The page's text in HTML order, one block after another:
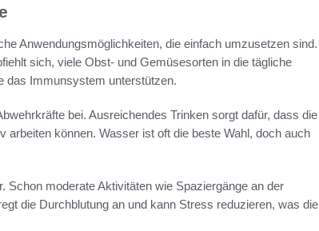
Anwendungsmöglichkeiten, die einfach umzusetzen sind.
sich, viele Obst- und Gemüsesorten in die tägliche
das Immunsystem unterstützen.
bei. Ausreichendes Trinken sorgt dafür, dass die
können. Wasser ist oft die beste Wahl, doch auch
Schon moderate Aktivitäten wie Spaziergänge an der
die Durchblutung an und kann Stress reduzieren, was die